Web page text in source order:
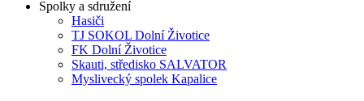
Spolky a sdružení
Hasiči
TJ SOKOL Dolní Životice
FK Dolní Životice
Skauti, středisko SALVATOR
Myslivecký spolek Kapalice